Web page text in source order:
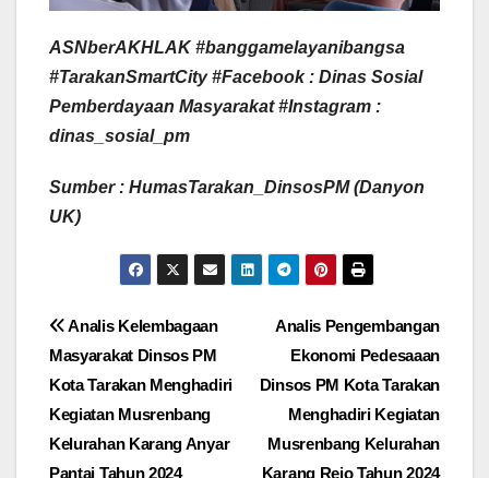
ASNberAKHLAK #banggamelayanibangsa
#TarakanSmartCity #Facebook : Dinas Sosial
Pemberdayaan Masyarakat #Instagram :
dinas_sosial_pm
Sumber : HumasTarakan_DinsosPM (Danyon
UK)
Navigasi
pos
Analis Pengembangan
Ekonomi Pedesaaan
Dinsos PM Kota Tarakan
Menghadiri Kegiatan
Musrenbang Kelurahan
Karang Rejo Tahun 2024
Analis Kelembagaan
Masyarakat Dinsos PM
Kota Tarakan Menghadiri
Kegiatan Musrenbang
Kelurahan Karang Anyar
Pantai Tahun 2024